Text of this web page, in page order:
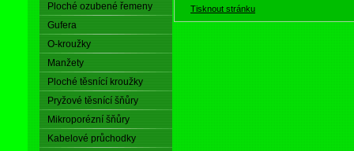
Ploché ozubené řemeny
Gufera
O-kroužky
Manžety
Ploché těsnící kroužky
Pryžové těsnící šňůry
Mikroporézní šňůry
Kabelové průchodky
Tisknout stránku